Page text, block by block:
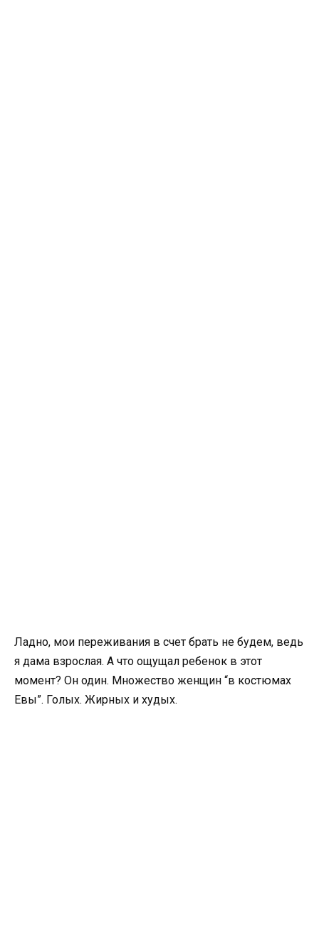
Ладно, мои переживания в счет брать не будем, ведь
я дама взрослая. А что ощущал ребенок в этот
момент? Он один. Множество женщин “в костюмах
Евы”. Голых. Жирных и худых.